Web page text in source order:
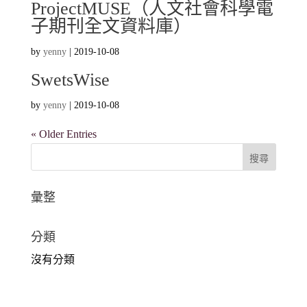
ProjectMUSE（人文社會科學電
子期刊全文資料庫）
by yenny| 2019-10-08
SwetsWise
by yenny| 2019-10-08
« Older Entries
彙整
分類
沒有分類